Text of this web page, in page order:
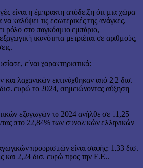
είναι η έμπρακτη απόδειξη ότι μια χώρα
καλύψει τις εσωτερικές της ανάγκες,
ρόλο στο παγκόσμιο εμπόριο,
ικανότητα μετριέται σε αριθμούς,
είναι χαρακτηριστικά:
και λαχανικών εκτινάχθηκαν από 2,2 δισ.
ευρώ το 2024, σημειώνοντας αύξηση
εξαγωγών το 2024 ανήλθε σε 11,25
στο 22,84% των συνολικών ελληνικών
προορισμών είναι σαφής: 1,33 δισ.
και 2,24 δισ. ευρώ προς την Ε.Ε..